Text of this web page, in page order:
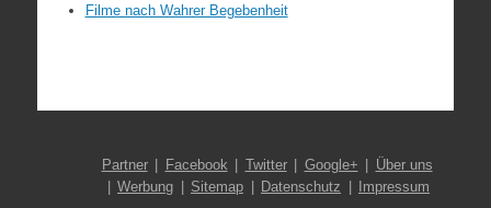
Filme nach Wahrer Begebenheit
Partner Facebook Twitter Google+
Über uns
Werbung
Sitemap Datenschutz Impressum